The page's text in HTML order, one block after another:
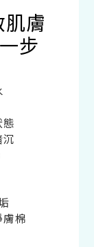
肌膚
步
棉